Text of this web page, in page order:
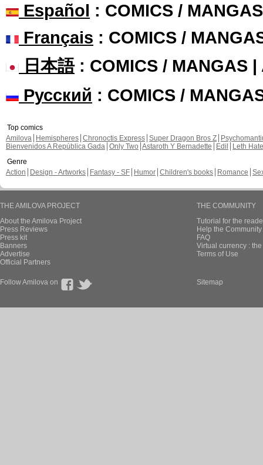
Español : COMICS /
Français : COMICS /
日本語: COMICS / MANGAS |
Русский : COMICS /
Top comics
Amilova
Hemispheres Chronoctis Express Super Dragon Bros Z
Bienvenidos A República Gada Only Two Astaroth Y Bernadette Edil
Leth Hate
Genre
Action
Design - Artworks Fantasy - SF Humor Children's books Romance
THE AMILOVA PROJECT
About the Amilova Project
Press Reviews
Press kit
Banners
Advertise
Official Partners
THE COMMUNITY
Tutorial for the
Help the
FAQ
Virtual currency :
Terms of Use
Follow Amilova on Sitemap